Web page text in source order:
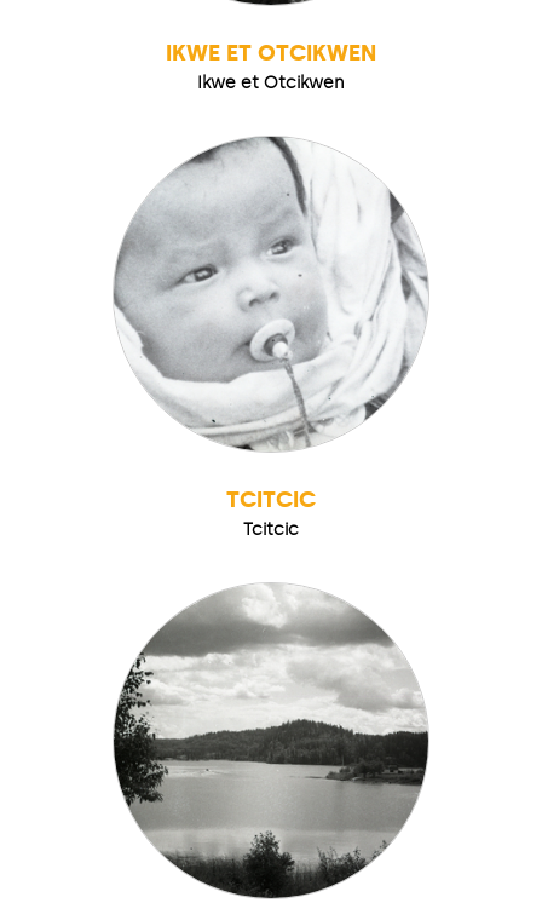
IKWE ET OTCIKWEN
Ikwe et Otcikwen
TCITCIC
Tcitcic